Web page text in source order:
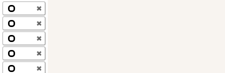
✖
✖
✖
✖
✖